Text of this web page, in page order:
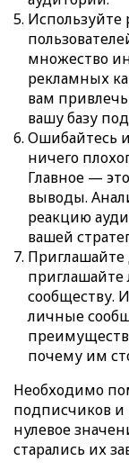
Используйте
множество
рекламных
вам
вашу базу
Ошибайтесь
ничего
Главное —
выводы.
реакцию
вашей
Приглашайте
сообществу.
личные
почему им
Необходимо
подписчиков и
нулевое
старались их